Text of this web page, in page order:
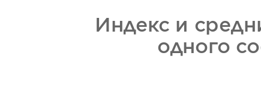
Индекс и
одного